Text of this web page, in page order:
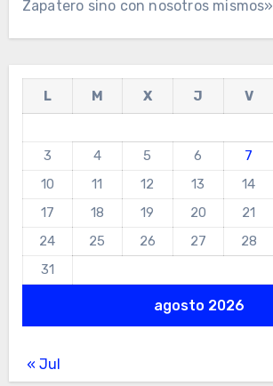
Zapatero sino con nosotros mismos»
agosto 2026
L M X J V
3
4 5 6 7
10
11 12 13 14
17
18 19 20 21
24
25 26 27 28
31
« Jul